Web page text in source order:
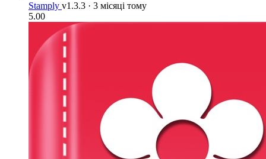
Stamply v1.3.3 · 3 місяці тому
5.00